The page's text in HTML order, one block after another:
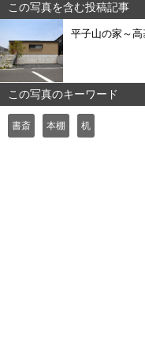
この写真を含む投稿記事
平子山の家～
この写真のキーワード
書斎 本棚 机